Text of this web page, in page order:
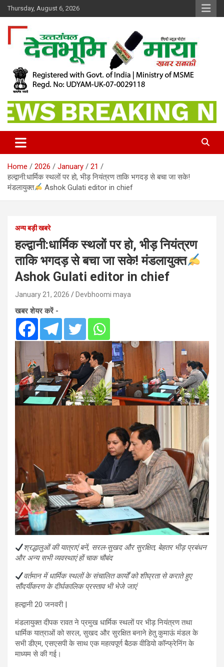
Skip
to
content
Thursday, August 6, 2026
Dev Bhoomi Maya
Home 2026 January
21
हल्द्वानी:धार्मिक स्थलों पर हो, भीड़ नियंत्रण ताकि भगदड़ से बचा जा सके!
मंडलायुक्त
Ashok Gulati editor in chief
अन्य बड़ी खबरे
हल्द्वानी:धार्मिक स्थलों पर हो, भीड़ नियंत्रण
ताकि भगदड़ से बचा जा सके! मंडलायुक्त
Ashok Gulati editor in chief
January 21, 2026 Devbhoomi maya
खबर शेयर करें -
श्रद्धालुओं की यात्राएं बनें, सरल-सुखद और सुरक्षित, बेहतर भीड़ प्रबंधन
और अन्य सभी व्यवस्थाएं हों चाक चौबंद
वर्तमान में धार्मिक स्थलों के संचालित कार्यों को शीघ्रता से कराते हुए
सौंदर्यीकरण के दीर्घकालिक प्रस्ताव भी भेजे जाएं
हल्द्वानी 20 जनवरी |
मंडलायुक्त दीपक रावत ने प्रमुख धार्मिक स्थलों पर भीड़ नियंत्रण तथा
धार्मिक यात्राओं को सरल, सुखद और सुरक्षित बनाने हेतु कुमाऊं मंडल के
सभी डीएम, एसएसपी के साथ एक महत्वपूर्ण बैठक वीडियो कॉन्फ्रेनिंग के
माध्यम से की गई।